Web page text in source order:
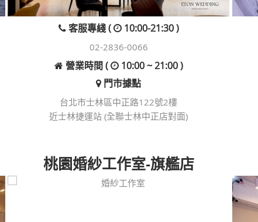
客服專綫 ( 10:00-21:30 )
02-2836-0066
營業時間 (
10:00 ~ 21:00 )
門市據點
台北市士林區中正路122號2樓
近士林捷運站 (全聯士林中正店對面)
桃園婚紗工作室-旗艦店